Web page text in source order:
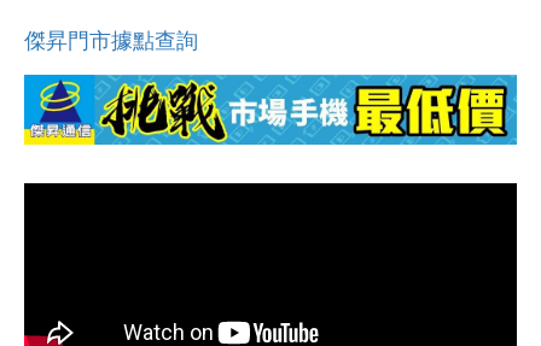
傑昇門市據點查詢